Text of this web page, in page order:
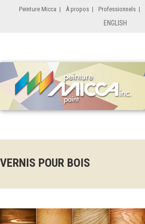
Peinture Micca | À propos | Professionnels |
ENGLISH
VERNIS POUR BOIS